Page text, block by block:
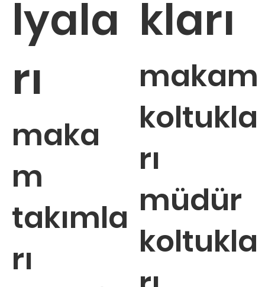
lyala
rı
maka
m
takımla
rı
kları
makam
koltukla
rı
müdür
koltukla